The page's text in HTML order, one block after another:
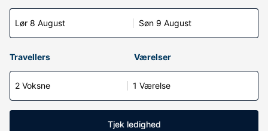
Lør 8 August Søn 9 August
Travellers Værelser
2 Voksne 1 Værelse
Tjek ledighed